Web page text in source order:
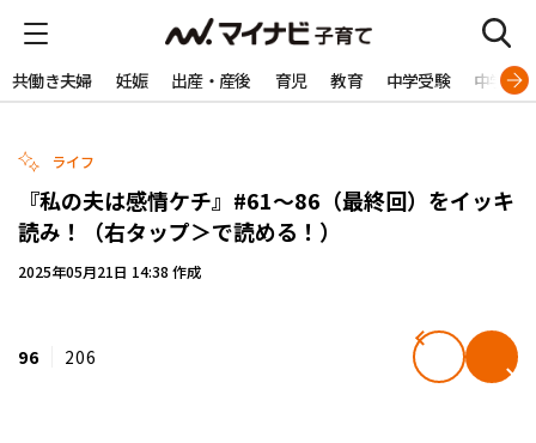
共働き夫婦 妊娠 出産・産後 育児 教育 中学受験 中学生
ライフ
『私の夫は感情ケチ』#61～86（最終回）をイッキ
読み！（右タップ＞で読める！）
2025年05月21日 14:38 作成
96 206